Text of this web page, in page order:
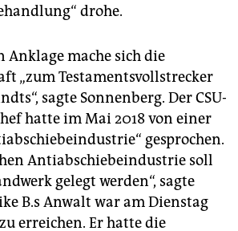
drohe.
Anklage mache sich die
„zum Testamentsvollstrecker
sagte Sonnenberg. Der CSU-
hatte im Mai 2018 von einer
gesprochen.
Antiabschiebeindustrie soll
gelegt werden“, sagte
B.s Anwalt war am Dienstag
erreichen. Er hatte die